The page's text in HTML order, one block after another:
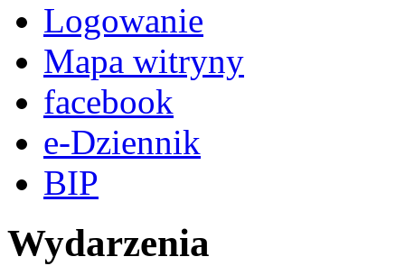
Logowanie
Mapa witryny
facebook
e-Dziennik
BIP
Wydarzenia